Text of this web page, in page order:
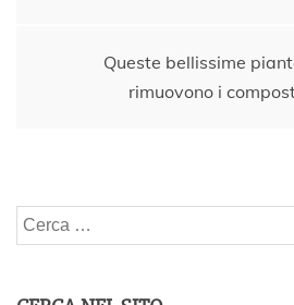
Queste bellissime
rimuovono i
Ricerca
per: